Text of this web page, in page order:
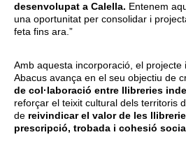
desenvolupat a Calella. Entenem
una oportunitat per consolidar i
feta fins ara.”
Amb aquesta incorporació, el projecte
Abacus avança en el seu objectiu de
de col·laboració entre llibreries
reforçar el teixit cultural dels territoris
de reivindicar el valor de les
prescripció, trobada i cohesió